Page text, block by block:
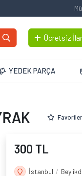
Ücretsiz
YEDEK PARÇA
300 TL
İstanbul